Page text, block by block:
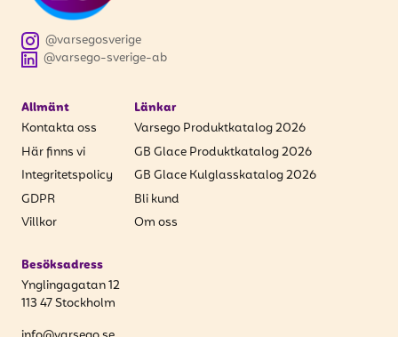
E-postadress
PRENUMERERA
@varsego-sverige-ab
@varsegosverige
Allmänt
Kontakta oss
Här finns vi
Integritetspolicy
GDPR
Villkor
Länkar
Varsego Produktkatalog 2026
GB Glace Produktkatalog 2026
GB Glace Kulglasskatalog 2026
Bli kund
Om oss
Besöksadress
Ynglingagatan 12
113 47 Stockholm